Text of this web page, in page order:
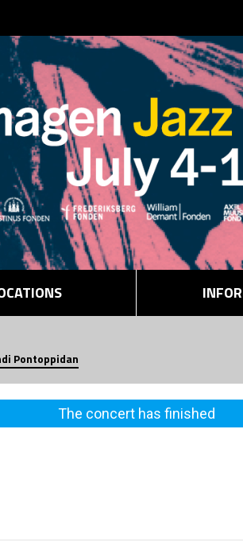
Pontoppidan
The concert has finished